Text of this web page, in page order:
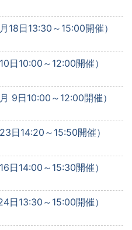
18日13:30～15:00開催）
日10:00～12:00開催）
9日10:00～12:00開催）
日14:20～15:50開催）
日14:00～15:30開催）
日13:30～15:00開催）